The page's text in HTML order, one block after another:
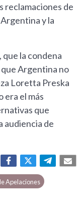
reclamaciones de
y la
la condena
Argentina no
Loretta Preska
era el más
que
audiencia de
Apelaciones